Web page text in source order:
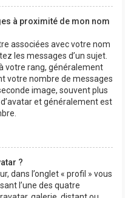
à proximité de mon nom
associées avec votre nom
les messages d’un sujet.
à votre rang, généralement
votre nombre de messages
image, souvent plus
et généralement est
?
dans l’onglet « profil » vous
l’une des quatre